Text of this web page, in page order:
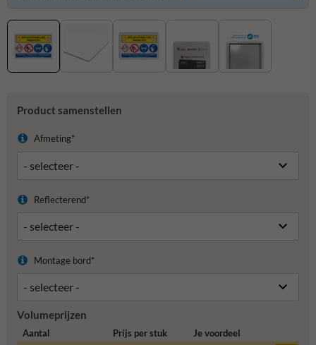
Product samenstellen
Afmeting*
Reflecterend*
Montage bord*
Volumeprijzen
Aantal Prijs per stuk
Je voordeel